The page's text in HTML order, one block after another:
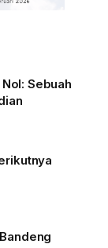
Sebuah